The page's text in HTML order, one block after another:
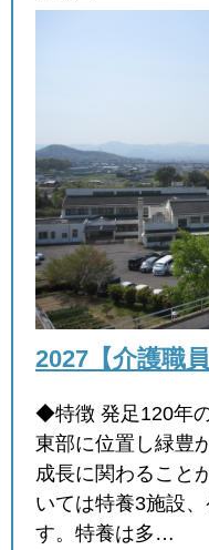
2027【介護職員
◆特徴 発足120年
東部に位置し緑豊
成長に関わること
いては特養3施設
す。特養は多…